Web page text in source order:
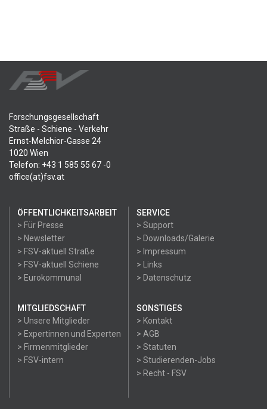
Forschungsgesellschaft
Straße - Schiene - Verkehr
Ernst-Melchior-Gasse 24
1020 Wien
Telefon: +43 1 585 55 67 -0
office(at)fsv.at
ÖFFENTLICHKEITSARBEIT
> Für Presse
> Newsletter
> FSV-aktuell Straße
> FSV-aktuell Schiene
> Eurokommunal
SERVICE
> Support
> Downloads/Galerie
> Impressum
> Links
> Datenschutz
MITGLIEDSCHAFT
> Unsere Mitglieder
> Expertinnen und Experten
> Firmenmitglieder
> FSV-intern
SONSTIGES
> Kontakt
> AGB
> Statuten
> Studierenden-Jobs
> Recht - FSV